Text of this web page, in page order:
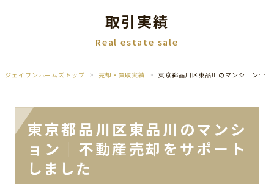
取引実績
Real estate sale
ジェイワンホームズトップ 売却・買取実績 東京都品川区東品川のマンション｜不動産売却をサポートしました
東京都品川区東品川のマンシ
ョン｜不動産売却をサポート
しました